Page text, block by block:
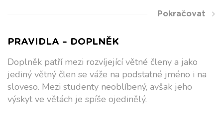
Pokračovat
PRAVIDLA – DOPLNĚK
Doplněk patří mezi rozvíjející větné členy a jako
jediný větný člen se váže na podstatné jméno i na
sloveso. Mezi studenty neoblíbený, avšak jeho
výskyt ve větách je spíše ojedinělý.